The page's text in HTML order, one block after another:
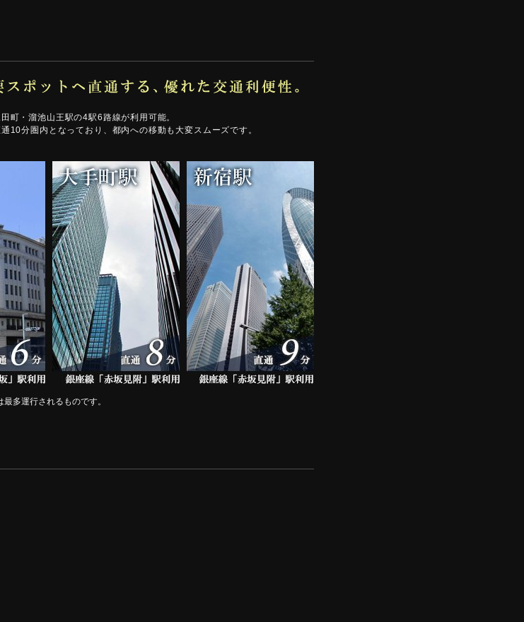
町・溜池山王駅の4駅6路線が利用可能。
10分圏内となっており、都内への移動も大変スムーズです。
多運行されるものです。